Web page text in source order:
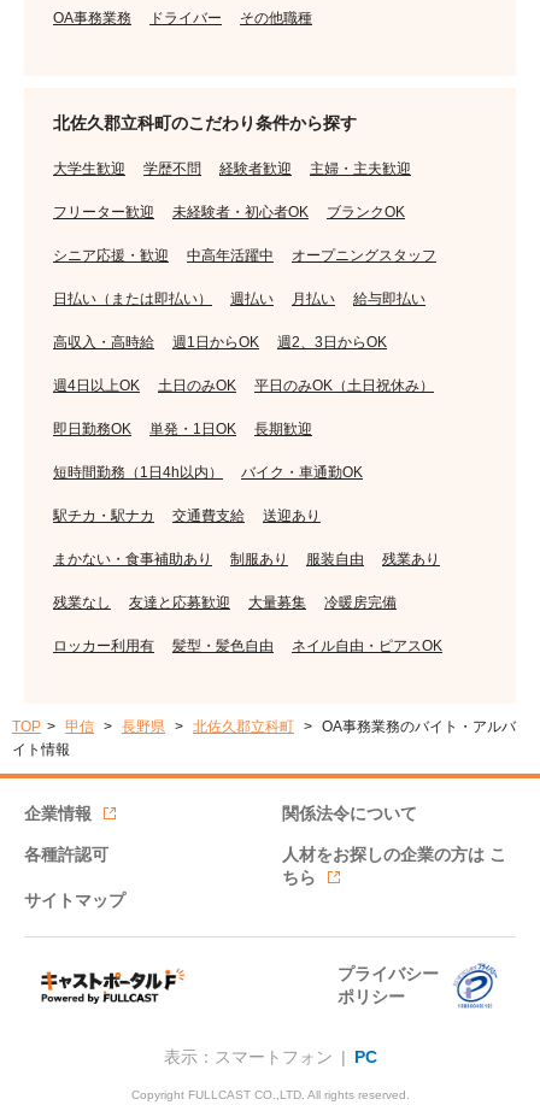
OA事務業務 ドライバー その他職種
北佐久郡立科町のこだわり条件から探す
大学生歓迎 学歴不問 経験者歓迎 主婦・主夫歓迎
フリーター歓迎 未経験者・初心者OK ブランクOK
シニア応援・歓迎 中高年活躍中 オープニングスタッフ
日払い（または即払い） 週払い 月払い 給与即払い
高収入・高時給 週1日からOK 週2、3日からOK
週4日以上OK 土日のみOK 平日のみOK（土日祝休み）
即日勤務OK 単発・1日OK 長期歓迎
短時間勤務（1日4h以内） バイク・車通勤OK
駅チカ・駅ナカ 交通費支給 送迎あり
まかない・食事補助あり 制服あり 服装自由 残業あり
残業なし 友達と応募歓迎 大量募集 冷暖房完備
ロッカー利用有 髪型・髪色自由 ネイル自由・ピアスOK
TOP 甲信 長野県 北佐久郡立科町
OA事務業務のバイト・アルバ
イト情報
企業情報 関係法令について
各種許認可 人材をお探しの企業の方は こ
ちら
サイトマップ
プライバシー
ポリシー
表示：スマートフォン | PC
Copyright FULLCAST CO.,LTD. All rights reserved.